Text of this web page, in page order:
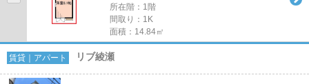
所在階：1階
間取り：1K
面積：14.84㎡
賃貸｜アパート リブ綾瀬